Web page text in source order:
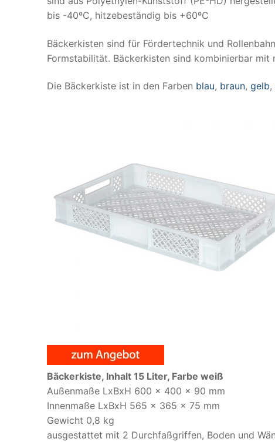
bis -40ºC, hitzebeständig bis +60ºC
Bäckerkisten sind für Fördertechnik und
Formstabilität. Bäckerkisten sind kombinierbar mit
Die Bäckerkiste ist in den Farben blau, braun, gelb,
Bäckerkiste, Inhalt 15 Liter, Farbe weiß
Außenmaße LxBxH 600 x 400 x 90 mm
Innenmaße LxBxH 565 x 365 x 75 mm
Gewicht 0,8 kg
ausgestattet mit 2 Durchfaßgriffen, Boden und